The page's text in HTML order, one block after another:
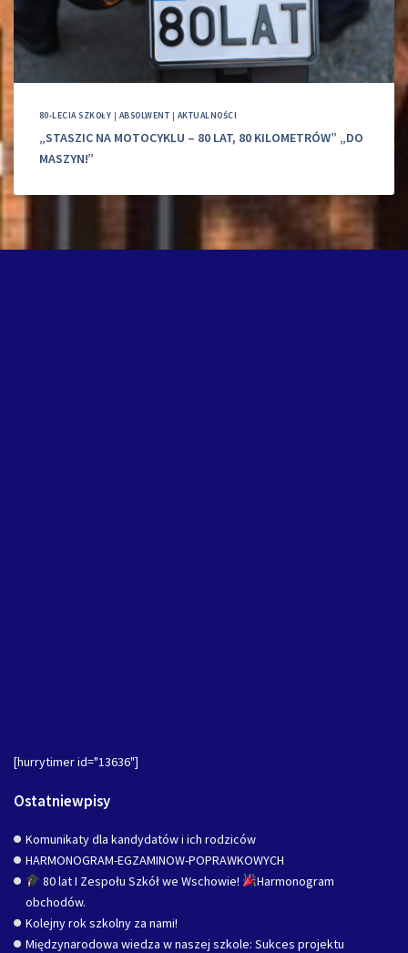
80-LECIA SZKOŁY | ABSOLWENT | AKTUALNOŚCI
„STASZIC NA MOTOCYKLU – 80 LAT, 80 KILOMETRÓW” „DO
MASZYN!”
[hurrytimer id="13636"]
Ostatniewpisy
Komunikaty dla kandydatów i ich rodziców
HARMONOGRAM-EGZAMINOW-POPRAWKOWYCH
80 lat I Zespołu Szkół we Wschowie!
Harmonogram
obchodów.
Kolejny rok szkolny za nami!
Międzynarodowa wiedza w naszej szkole: Sukces projektu